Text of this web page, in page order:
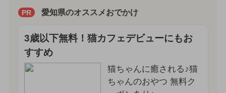
PR 愛知県のオススメおでかけ
3歳以下無料！猫カフェデビューにもお
すすめ
猫ちゃんに癒される♪猫
ちゃんのおやつ 無料ク